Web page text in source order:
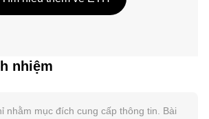
nhiệm
nhằm mục đích cung cấp thông tin. Bài